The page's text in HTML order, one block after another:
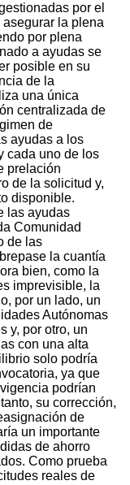
por el
la plena
por plena
a ayudas se
posible en su
de la
una única
centralizada de
de
ayudas a los
cada uno de los
prelación
de la solicitud y,
disponible.
las ayudas
Comunidad
de las
la cuantía
bien, como la
imprevisible, la
por un lado, un
Autónomas
y, por otro, un
con una alta
solo podría
ya que
podrían
su corrección,
de
un importante
de ahorro
Como prueba
reales de